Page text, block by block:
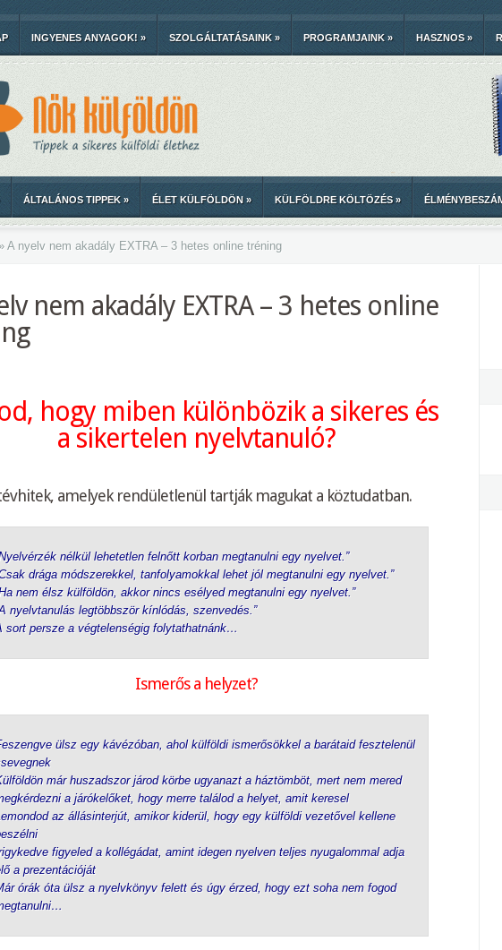
INGYENES ANYAGOK! » SZOLGÁLTATÁSAINK » PROGRAMJAINK » HASZNOS»
ÁLTALÁNOS TIPPEK » ÉLET KÜLFÖLDÖN » KÜLFÖLDRE KÖLTÖZÉS»
» A nyelv nem akadály EXTRA – 3 hetes online tréning
nem akadály EXTRA – 3 hetes online
hogy miben különbözik a sikeres és
a sikertelen nyelvtanuló?
amelyek rendületlenül tartják magukat a köztudatban.
nélkül lehetetlen felnőtt korban megtanulni egy nyelvet.”
drága módszerekkel, tanfolyamokkal lehet jól megtanulni egy nyelvet.”
nem élsz külföldön, akkor nincs esélyed megtanulni egy nyelvet.”
nyelvtanulás legtöbbször kínlódás, szenvedés.”
sort persze a végtelenségig folytathatnánk…
Ismerős a helyzet?
ülsz egy kávézóban, ahol külföldi ismerősökkel a barátaid fesztelenül
már huszadszor járod körbe ugyanazt a háztömböt, mert nem mered
a járókelőket, hogy merre találod a helyet, amit keresel
az állásinterjút, amikor kiderül, hogy egy külföldi vezetővel kellene
figyeled a kollégádat, amint idegen nyelven teljes nyugalommal adja
a prezentációját
órák óta ülsz a nyelvkönyv felett és úgy érzed, hogy ezt soha nem fogod